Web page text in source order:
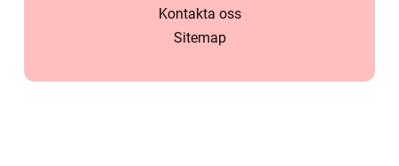
Kontakta oss
Sitemap